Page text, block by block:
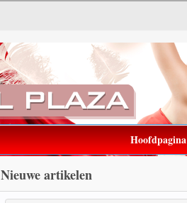
Hoofdpagina
Nieuwe artikelen